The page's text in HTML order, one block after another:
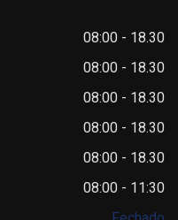
08:00 - 18.30
08:00 - 18.30
08:00 - 18.30
08:00 - 18.30
08:00 - 18.30
08:00 - 11:30